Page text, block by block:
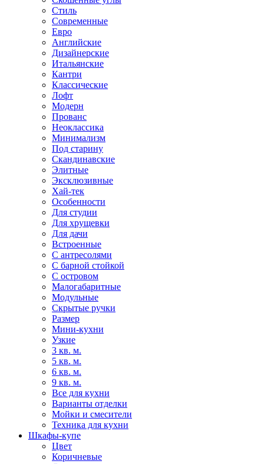
Стиль
Современные
Евро
Английские
Дизайнерские
Итальянские
Кантри
Классические
Лофт
Модерн
Прованс
Неоклассика
Минимализм
Под старину
Скандинавские
Элитные
Эксклюзивные
Хай-тек
Особенности
Для студии
Для хрущевки
Для дачи
Встроенные
С антресолями
С барной стойкой
С островом
Малогабаритные
Модульные
Скрытые ручки
Размер
Мини-кухни
Узкие
3 кв. м.
5 кв. м.
6 кв. м.
9 кв. м.
Все для кухни
Варианты отделки
Мойки и смесители
Техника для кухни
Шкафы-купе
Цвет
Коричневые